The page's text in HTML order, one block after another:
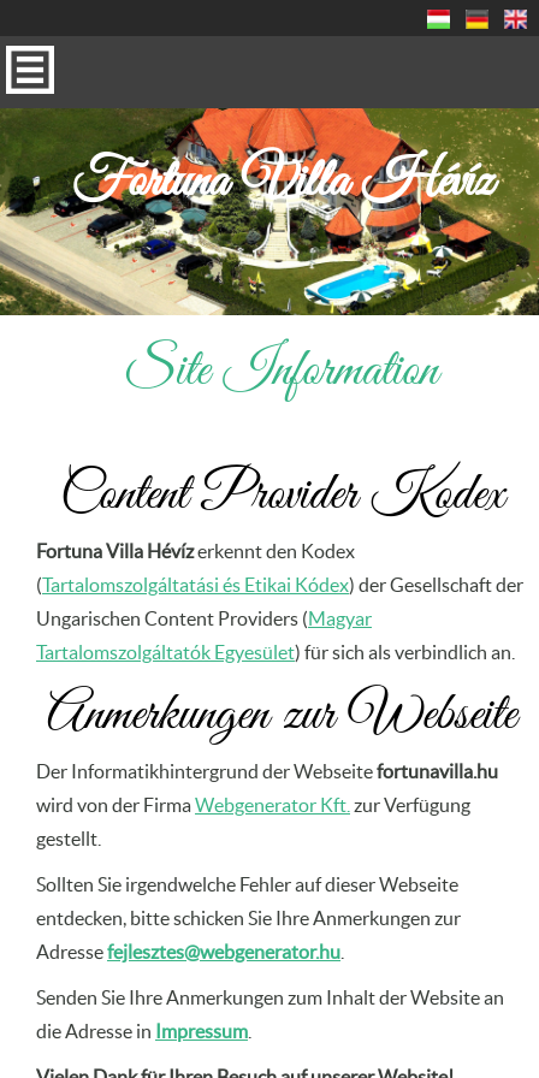
Fortuna Villa Hévíz
Site Information
Content Provider Kodex
Fortuna Villa Hévízerkennt den Kodex
( Tartalomszolgáltatási és Etikai Kódex) der Gesellschaft der
Ungarischen Content Providers (Magyar
Tartalomszolgáltatók Egyesület) für sich als verbindlich an.
Anmerkungen zur Webseite
Der Informatikhintergrund der Webseitefortunavilla.hu
wird von der FirmaWebgenerator Kft. zur Verfügung
gestellt.
Sollten Sie irgendwelche Fehler auf dieser Webseite
entdecken, bitte schicken Sie Ihre Anmerkungen zur
Adressefejlesztes@webgenerator.hu
Senden Sie Ihre Anmerkungen zum Inhalt der Website an
die Adresse in
Impressum